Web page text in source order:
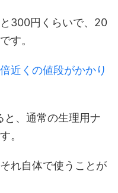
300円くらいで、20
す。
近くの値段がかかり
と、通常の生理用ナ
。
れ自体で使うことが